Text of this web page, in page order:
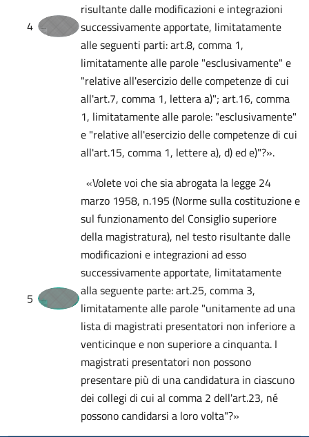
4
risultante dalle modificazioni e integrazioni
successivamente apportate, limitatamente
alle seguenti parti: art.8, comma 1,
limitatamente alle parole "esclusivamente" e
"relative all'esercizio delle competenze di cui
all'art.7, comma 1, lettera a)"; art.16, comma
1, limitatamente alle parole: "esclusivamente"
e "relative all'esercizio delle competenze di cui
all'art.15, comma 1, lettere a), d) ed e)"?».
5
«Volete voi che sia abrogata la legge 24
marzo 1958, n.195 (Norme sulla costituzione e
sul funzionamento del Consiglio superiore
della magistratura), nel testo risultante dalle
modificazioni e integrazioni ad esso
successivamente apportate, limitatamente
alla seguente parte: art.25, comma 3,
limitatamente alle parole "unitamente ad una
lista di magistrati presentatori non inferiore a
venticinque e non superiore a cinquanta. I
magistrati presentatori non possono
presentare più di una candidatura in ciascuno
dei collegi di cui al comma 2 dell'art.23, né
possono candidarsi a loro volta"?»